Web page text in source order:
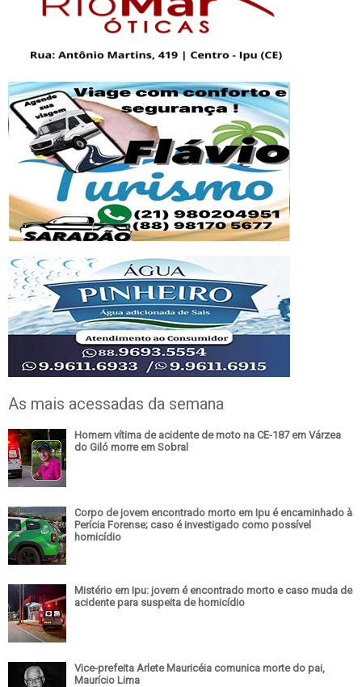
As mais acessadas da semana
Homem vítima de acidente de moto na CE-187 em Várzea
do Giló morre em Sobral
Corpo de jovem encontrado morto em Ipu é encaminhado à
Perícia Forense; caso é investigado como possível
homicídio
Mistério em Ipu: jovem é encontrado morto e caso muda de
acidente para suspeita de homicídio
Vice-prefeita Arlete Mauricéia comunica morte do pai,
Maurício Lima